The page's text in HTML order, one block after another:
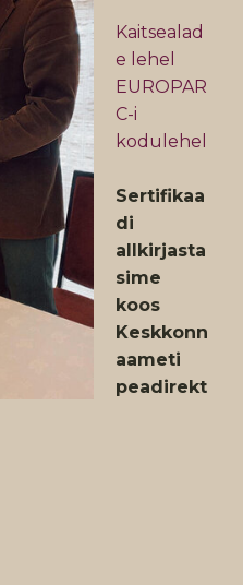
Kaitsealad
e lehel
EUROPAR
C-i
kodulehel
Sertifikaa
di
allkirjasta
sime
koos
Keskkonn
aameti
peadirekt